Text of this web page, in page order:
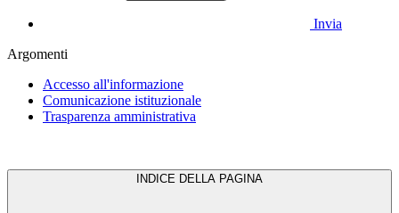
Invia
Argomenti
Accesso all'informazione
Comunicazione istituzionale
Trasparenza amministrativa